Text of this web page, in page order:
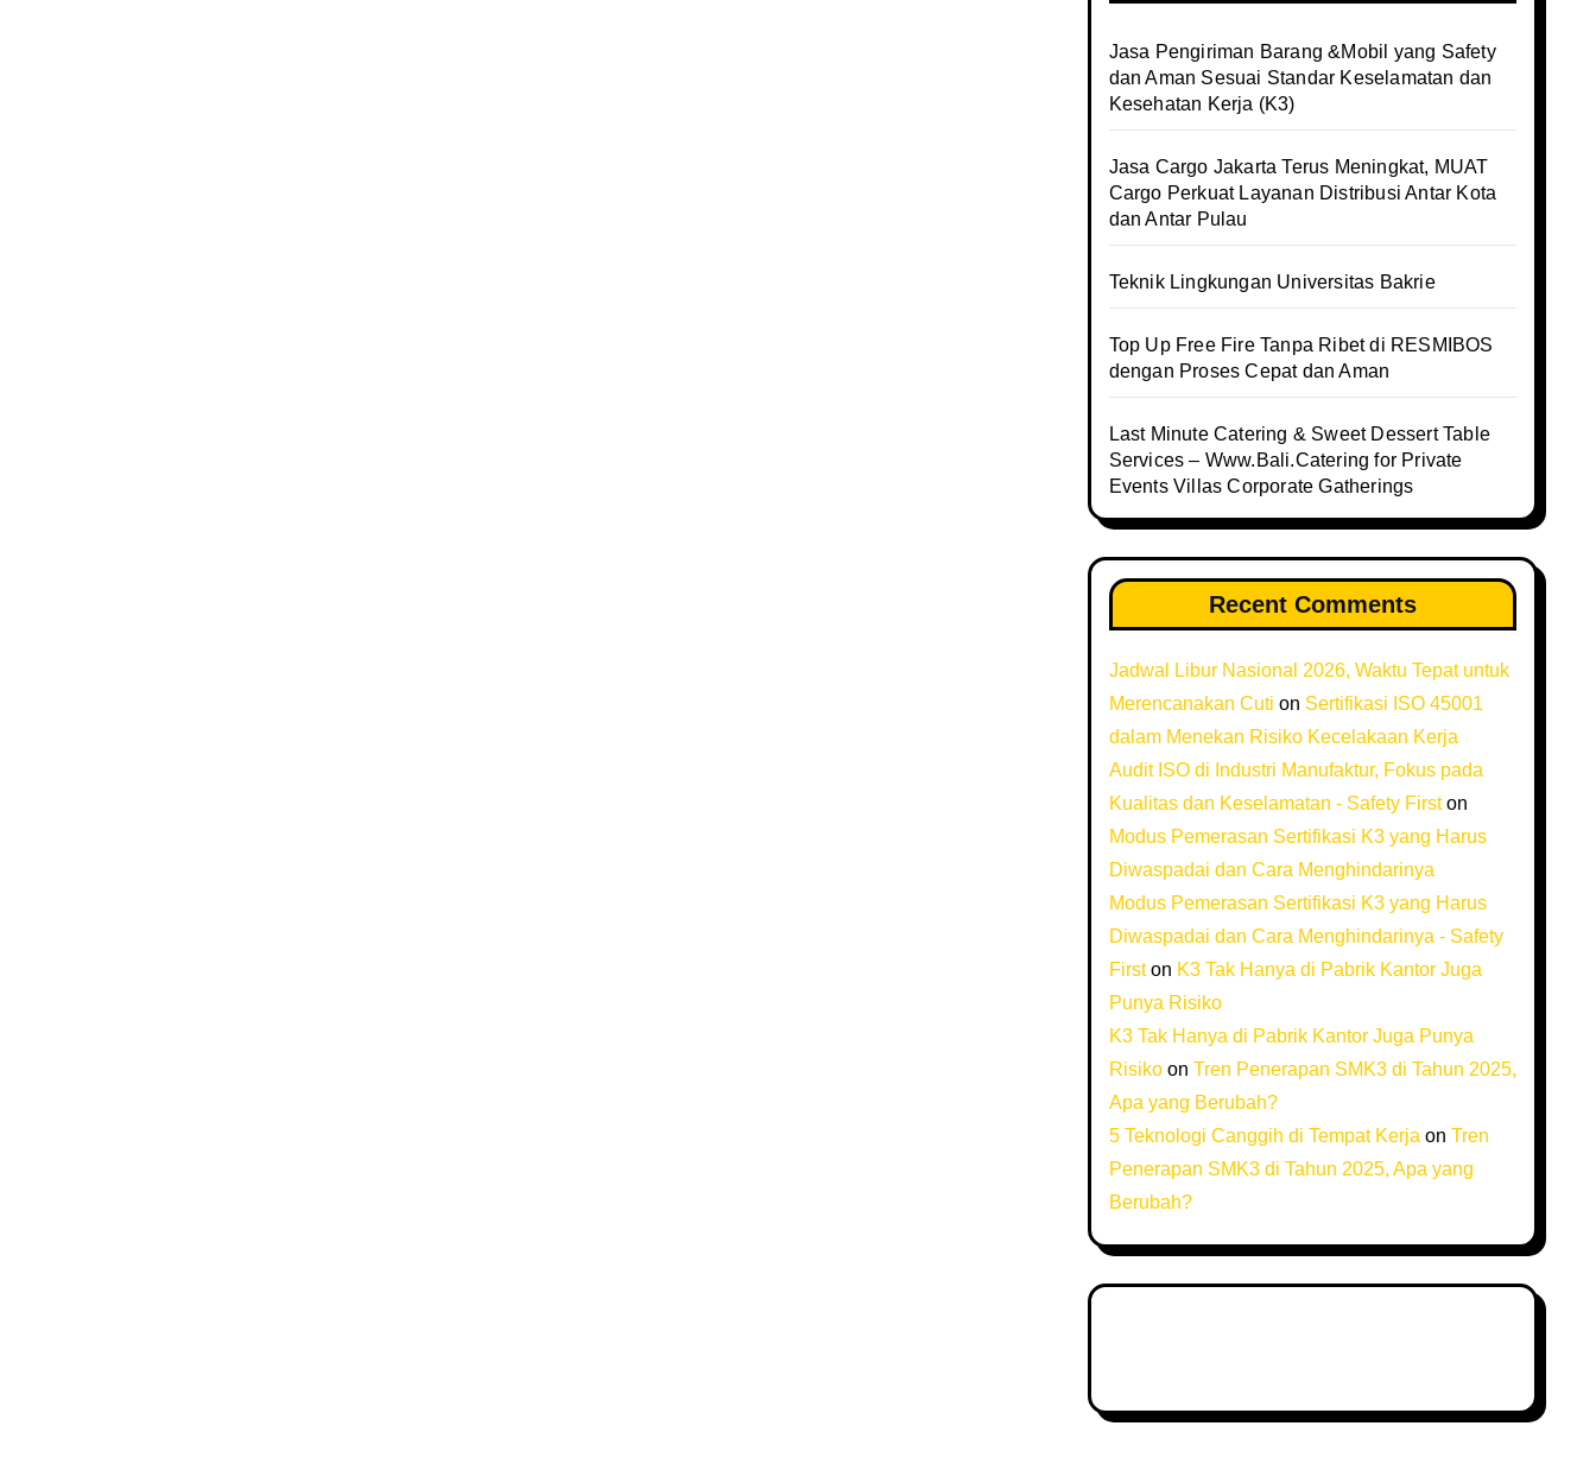
Jasa Pengiriman Barang &Mobil yang Safety
dan Aman Sesuai Standar Keselamatan dan
Kesehatan Kerja (K3)
Jasa Cargo Jakarta Terus Meningkat, MUAT
Cargo Perkuat Layanan Distribusi Antar Kota
dan Antar Pulau
Teknik Lingkungan Universitas Bakrie
Top Up Free Fire Tanpa Ribet di RESMIBOS
dengan Proses Cepat dan Aman
Last Minute Catering & Sweet Dessert Table
Services – Www.Bali.Catering for Private
Events Villas Corporate Gatherings
Recent Comments
Jadwal Libur Nasional 2026, Waktu Tepat untuk
Merencanakan Cuti on Sertifikasi ISO 45001
dalam Menekan Risiko Kecelakaan Kerja
Audit ISO di Industri Manufaktur, Fokus pada
Kualitas dan Keselamatan - Safety Firston
Modus Pemerasan Sertifikasi K3 yang Harus
Diwaspadai dan Cara Menghindarinya
Modus Pemerasan Sertifikasi K3 yang Harus
Diwaspadai dan Cara Menghindarinya - Safety
Firston K3 Tak Hanya di Pabrik Kantor Juga
Punya Risiko
K3 Tak Hanya di Pabrik Kantor Juga Punya
Risikoon Tren Penerapan SMK3 di Tahun 2025,
Apa yang Berubah?
5 Teknologi Canggih di Tempat Kerja on Tren
Penerapan SMK3 di Tahun 2025, Apa yang
Berubah?